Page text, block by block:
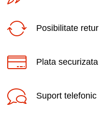
Posibilitate retur
Plata securizata
Suport telefonic